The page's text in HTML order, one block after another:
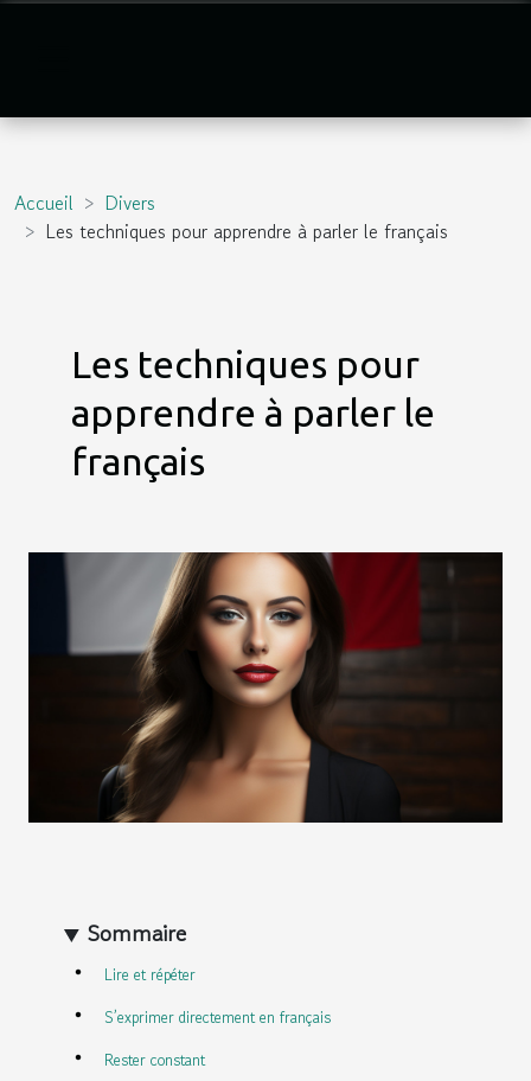
Accueil
Divers
Les techniques pour apprendre à parler le français
Les techniques pour
apprendre à parler le
français
Sommaire
Lire et répéter
S’exprimer directement en français
Rester constant